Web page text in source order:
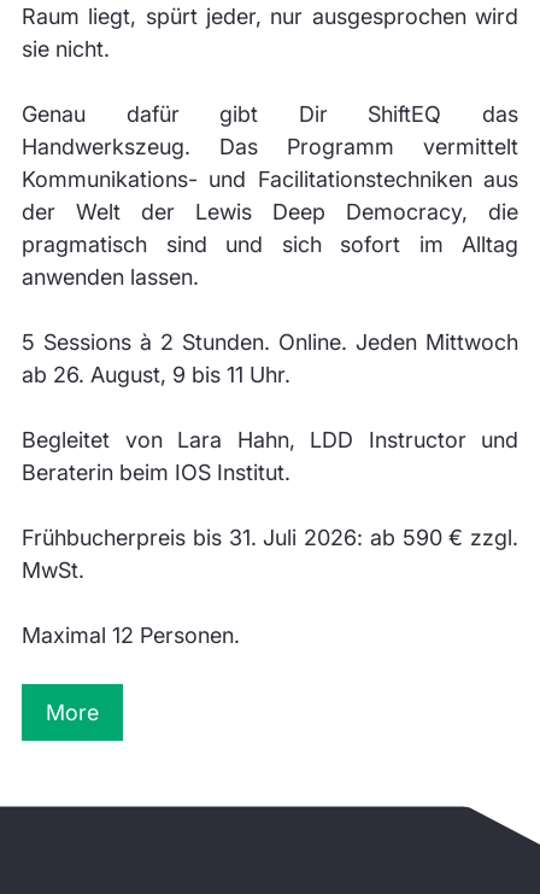
Raum liegt, spürt jeder, nur ausgesprochen wird
sie nicht.
Genau dafür gibt Dir ShiftEQ das
Handwerkszeug. Das Programm vermittelt
Kommunikations- und Facilitationstechniken aus
der Welt der Lewis Deep Democracy, die
pragmatisch sind und sich sofort im Alltag
anwenden lassen.
5 Sessions à 2 Stunden. Online. Jeden Mittwoch
ab 26. August, 9 bis 11 Uhr.
Begleitet von Lara Hahn, LDD Instructor und
Beraterin beim IOS Institut.
Frühbucherpreis bis 31. Juli 2026: ab 590 € zzgl.
MwSt.
Maximal 12 Personen.
More